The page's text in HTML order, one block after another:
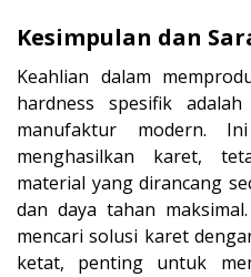
Kesimpulan dan
Keahlian dalam
hardness spesifik
manufaktur modern.
menghasilkan karet,
material yang dirancang
dan daya tahan
mencari solusi karet
ketat, penting untuk